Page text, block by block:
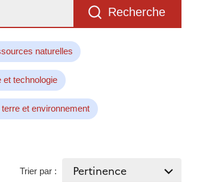
Recherche
naturelles
et technologie
et environnement
Trier par :